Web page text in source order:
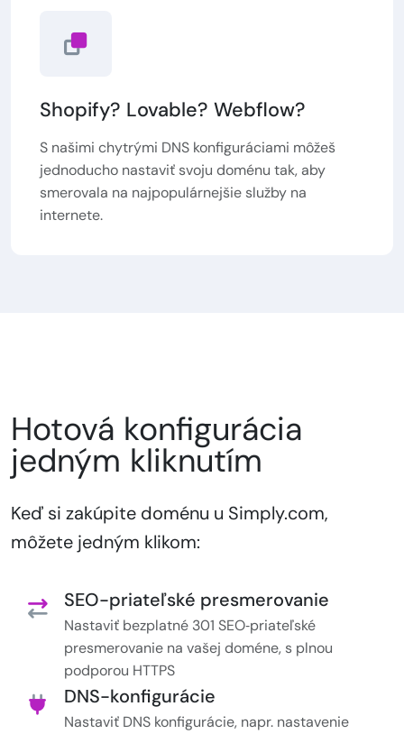
Shopify? Lovable? Webflow?
S našimi chytrými DNS konfiguráciami môžeš
jednoducho nastaviť svoju doménu tak, aby
smerovala na najpopulárnejšie služby na
internete.
Hotová konfigurácia
jedným kliknutím
Keď si zakúpite doménu u Simply.com,
môžete jedným klikom:
SEO-priateľské presmerovanie
Nastaviť bezplatné 301 SEO‑priateľské
presmerovanie na vašej doméne, s plnou
podporou HTTPS
DNS-konfigurácie
Nastaviť DNS konfigurácie, napr. nastavenie